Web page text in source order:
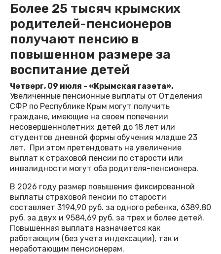
Более 25 тысяч крымских
родителей-пенсионеров
получают пенсию в
повышенном размере за
воспитание детей
Четверг, 09 июля - «Крымская газета».
Увеличенные пенсионные выплаты от Отделения
СФР по Республике Крым могут получить
граждане, имеющие на своем попечении
несовершеннолетних детей до 18 лет или
студентов дневной формы обучения младше 23
лет. При этом претендовать на увеличение
выплат к страховой пенсии по старости или
инвалидности могут оба родителя-пенсионера.
В 2026 году размер повышения фиксированной
выплаты страховой пенсии по старости
составляет 3194,90 руб. за одного ребенка, 6389,80
руб. за двух и 9584,69 руб. за трех и более детей.
Повышенная выплата назначается как
работающим (без учета индексации), так и
неработающим пенсионерам.